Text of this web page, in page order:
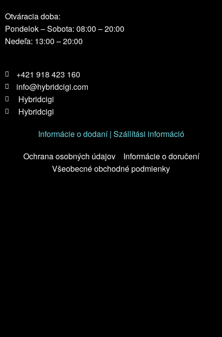
Otváracia doba:
Pondelok – Sobota: 08:00 – 20:00
Nedeľa: 13:00 – 20:00
+421 918 423 160
info@hybridcigi.com
Hybridcigi
Hybridcigi
Informácie o dodaní | Szállítási információ
Ochrana osobných údajov
Informácie o doručení
Všeobecné obchodné podmienky